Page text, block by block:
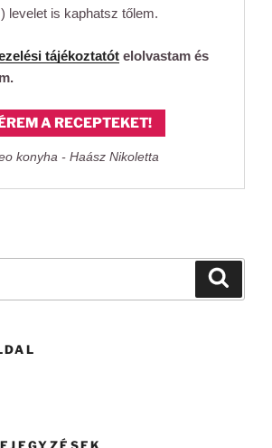
levelet is kaphatsz tőlem.
tájékoztatótelolvastam és
A RECEPTEKET!
konyha - Haász Nikoletta